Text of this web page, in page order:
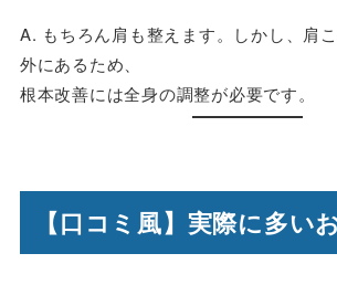
A. もちろん肩も整えます。しかし、肩
外にあるため、
根本改善には全身の調整が必要です。
【口コミ風】実際に多い